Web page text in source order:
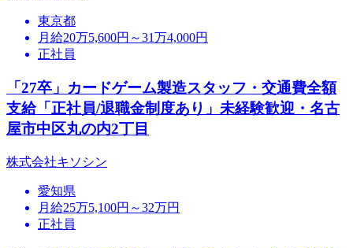
東京都
月給20万5,600円～31万4,000円
正社員
「27卒」カードゲーム製造スタッフ・交通費全額
支給「正社員/退職金制度あり」未経験歓迎・名古
屋市中区丸の内2丁目
株式会社キソシン
愛知県
月給25万5,100円～32万円
正社員